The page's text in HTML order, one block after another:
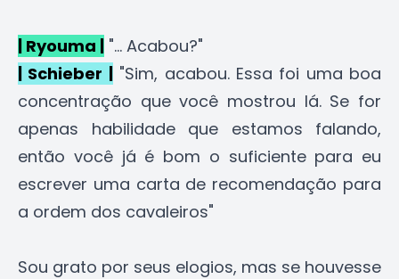
| Ryouma | "... Acabou?"
| Schieber |"Sim, acabou. Essa foi uma boa
concentração que você mostrou lá. Se for
apenas habilidade que estamos falando,
então você já é bom o suficiente para eu
escrever uma carta de recomendação para
a ordem dos cavaleiros"
Sou grato por seus elogios, mas se houvesse